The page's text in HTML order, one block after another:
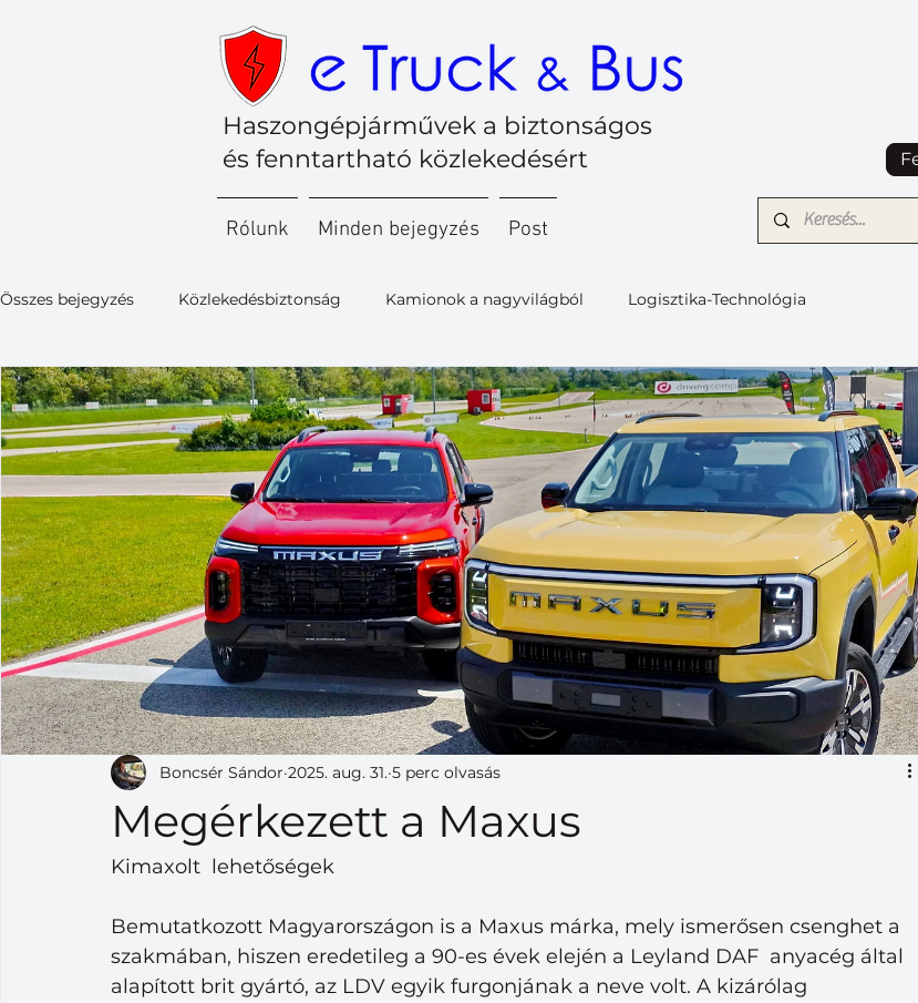
Haszongépjárművek a biztonságos
és fenntartható közlekedésért
Rólunk Minden bejegyzés Post
Összes bejegyzés Közlekedésbiztonság Kamionok a nagyvilágból Logisztika-Technológia
Kishaszongépjárművek
Megérkezett a Maxus
Boncsér Sándor 2025. aug. 31. 5 perc olvasás
Kimaxolt  lehetőségek
Bemutatkozott Magyarországon is a Maxus márka, mely ismerősen csenghet a
szakmában, hiszen eredetileg a 90-es évek elején a Leyland DAF  anyacég által
alapított brit gyártó, az LDV egyik furgonjának a neve volt. A kizárólag